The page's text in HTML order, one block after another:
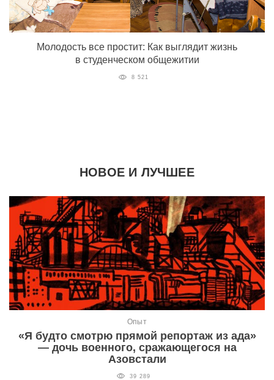
Молодость все простит: Как выглядит жизнь
в студенческом общежитии
8 521
НОВОЕ И ЛУЧШЕЕ
Опыт
«Я будто смотрю прямой репортаж из ада»
— дочь военного, сражающегося на
Азовстали
39 289